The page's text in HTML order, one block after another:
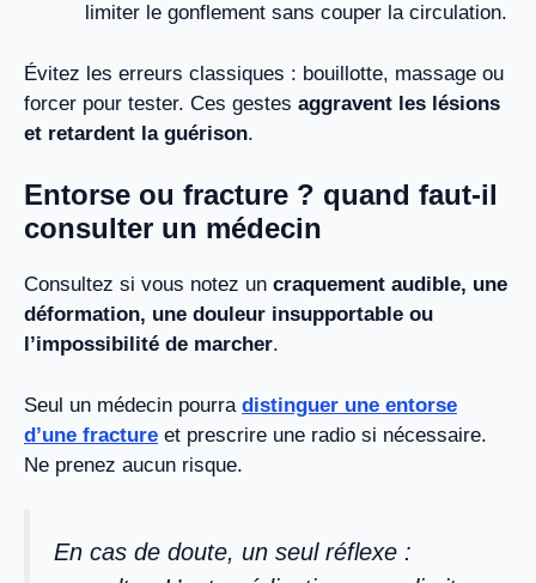
limiter le gonflement sans couper la circulation.
Évitez les erreurs classiques : bouillotte, massage ou
forcer pour tester. Ces gestes aggravent les lésions
et retardent la guérison.
Entorse ou fracture ? quand faut-il
consulter un médecin
Consultez si vous notez un craquement audible, une
déformation, une douleur insupportable ou
l’impossibilité de marcher.
Seul un médecin pourra distinguer une entorse
d’une fracture et prescrire une radio si nécessaire.
Ne prenez aucun risque.
En cas de doute, un seul réflexe :